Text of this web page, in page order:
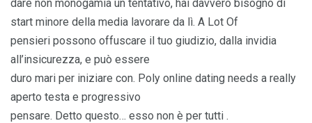
dare non monogamia un tentativo, hai davvero bisogno di
start minore della media lavorare da lì. A Lot Of
pensieri possono offuscare il tuo giudizio, dalla invidia
all’insicurezza, e può essere
duro mari per iniziare con. Poly online dating needs a really
aperto testa e progressivo
pensare. Detto questo… esso non è per tutti .